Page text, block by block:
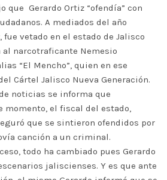
que Gerardo Ortiz “ofendía” con
A mediados del año
fue vetado en el estado de Jalisco
narcotraficante Nemesio
“El Mencho”, quien en ese
Cártel Jalisco Nueva Generación.
noticias se informa que
momento, el fiscal del estado,
que se sintieron ofendidos por
canción a un criminal.
todo ha cambiado pues Gerardo
jaliscienses. Y es que ante